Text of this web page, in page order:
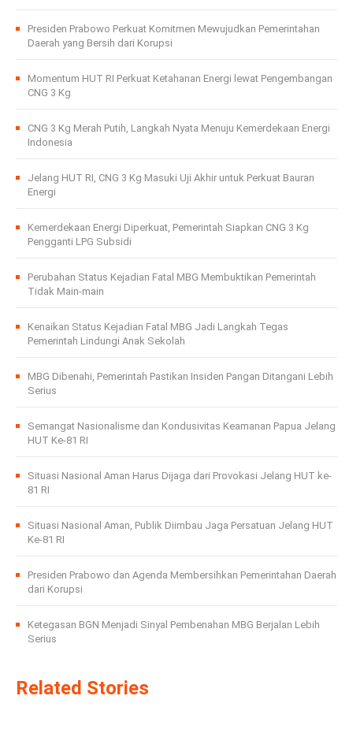
Presiden Prabowo Perkuat Komitmen Mewujudkan Pemerintahan
Daerah yang Bersih dari Korupsi
Momentum HUT RI Perkuat Ketahanan Energi lewat Pengembangan
CNG 3 Kg
CNG 3 Kg Merah Putih, Langkah Nyata Menuju Kemerdekaan Energi
Indonesia
Jelang HUT RI, CNG 3 Kg Masuki Uji Akhir untuk Perkuat Bauran
Energi
Kemerdekaan Energi Diperkuat, Pemerintah Siapkan CNG 3 Kg
Pengganti LPG Subsidi
Perubahan Status Kejadian Fatal MBG Membuktikan Pemerintah
Tidak Main-main
Kenaikan Status Kejadian Fatal MBG Jadi Langkah Tegas
Pemerintah Lindungi Anak Sekolah
MBG Dibenahi, Pemerintah Pastikan Insiden Pangan Ditangani Lebih
Serius
Semangat Nasionalisme dan Kondusivitas Keamanan Papua Jelang
HUT Ke-81 RI
Situasi Nasional Aman Harus Dijaga dari Provokasi Jelang HUT ke-
81 RI
Situasi Nasional Aman, Publik Diimbau Jaga Persatuan Jelang HUT
Ke-81 RI
Presiden Prabowo dan Agenda Membersihkan Pemerintahan Daerah
dari Korupsi
Ketegasan BGN Menjadi Sinyal Pembenahan MBG Berjalan Lebih
Serius
Related Stories